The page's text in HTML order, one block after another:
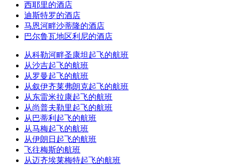
西耶里的酒店
迪斯特罗的酒店
马恩河畔沙蒂隆的酒店
巴尔鲁瓦地区利尼的酒店
从科勒河畔圣康坦起飞的航班
从沙吉起飞的航班
从罗曼起飞的航班
从叙伊齐莱弗朗克起飞的航班
从东雷米拉康起飞的航班
从尚普夫勒里起飞的航班
从巴蒂利起飞的航班
从马梅起飞的航班
从伊朗日起飞的航班
飞往梅斯的航班
从迈齐埃莱梅特起飞的航班